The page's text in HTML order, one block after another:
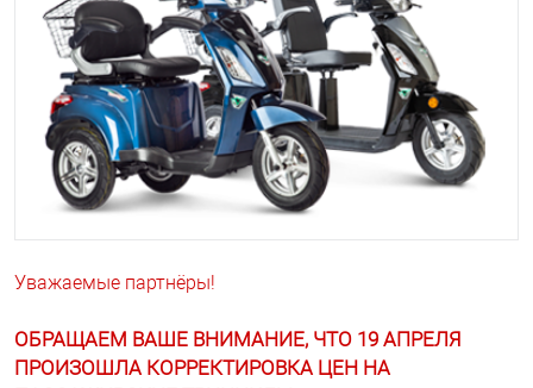
Уважаемые партнёры!
ОБРАЩАЕМ ВАШЕ ВНИМАНИЕ, ЧТО 19 АПРЕЛЯ
ПРОИЗОШЛА КОРРЕКТИРОВКА ЦЕН НА